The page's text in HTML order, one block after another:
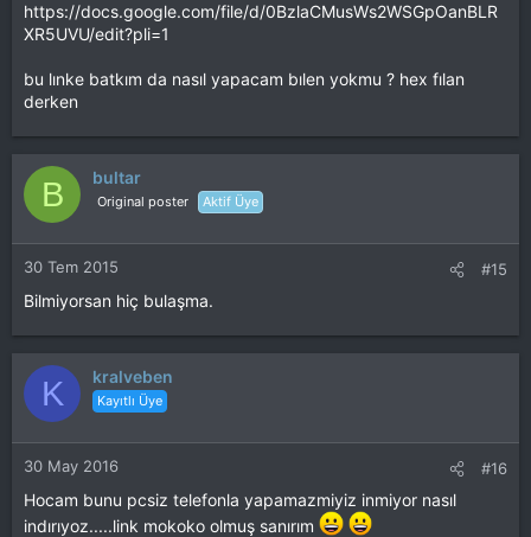
https://docs.google.com/file/d/0BzlaCMusWs2WSGpOanBLR
XR5UVU/edit?pli=1
bu lınke batkım da nasıl yapacam bılen yokmu ? hex fılan
derken
B bultar
Original poster Aktif Üye
30 Tem 2015 #15
Bilmiyorsan hiç bulaşma.
K kralveben
Kayıtlı Üye
30 May 2016 #16
Hocam bunu pcsiz telefonla yapamazmiyiz inmiyor nasıl
indırıyoz.....link mokoko olmuş sanırım